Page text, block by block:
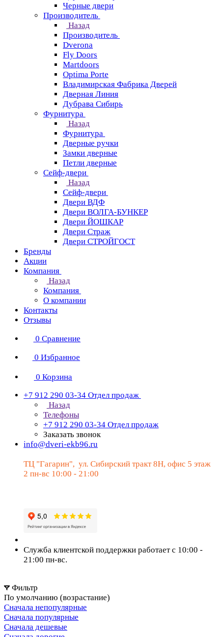
Черные двери
Производитель
Назад
Производитель
Dverona
Fly Doors
Martdoors
Optima Porte
Владимирская Фабрика Дверей
Дверная Линия
Дубрава Сибирь
Фурнитура
Назад
Фурнитура
Дверные ручки
Замки дверные
Петли дверные
Сейф-двери
Назад
Сейф-двери
Двери ВДФ
Двери ВОЛГА-БУНКЕР
Двери ЙОШКАР
Двери Страж
Двери СТРОЙГОСТ
Бренды
Акции
Компания
Назад
Компания
О компании
Контакты
Отзывы
0 Сравнение
0 Избранное
0 Корзина
+7 912 290 03-34 Отдел продаж
Назад
Телефоны
+7 912 290 03-34 Отдел продаж
Заказать звонок
info@dveri-ekb96.ru
ТЦ "Гагарин", ул. Сибирский тракт 8Н, офис 5 этаж
2 пн-вс 10:00 - 21:00
Служба клиентской поддержки работает с 10:00 -
21:00 пн-вс.
Фильтр
По умолчанию (возрастание)
Сначала непопулярные
Сначала популярные
Сначала дешевые